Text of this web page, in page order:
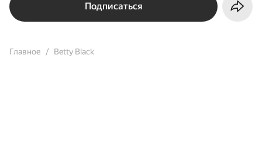
Подписаться
Главное Betty Black